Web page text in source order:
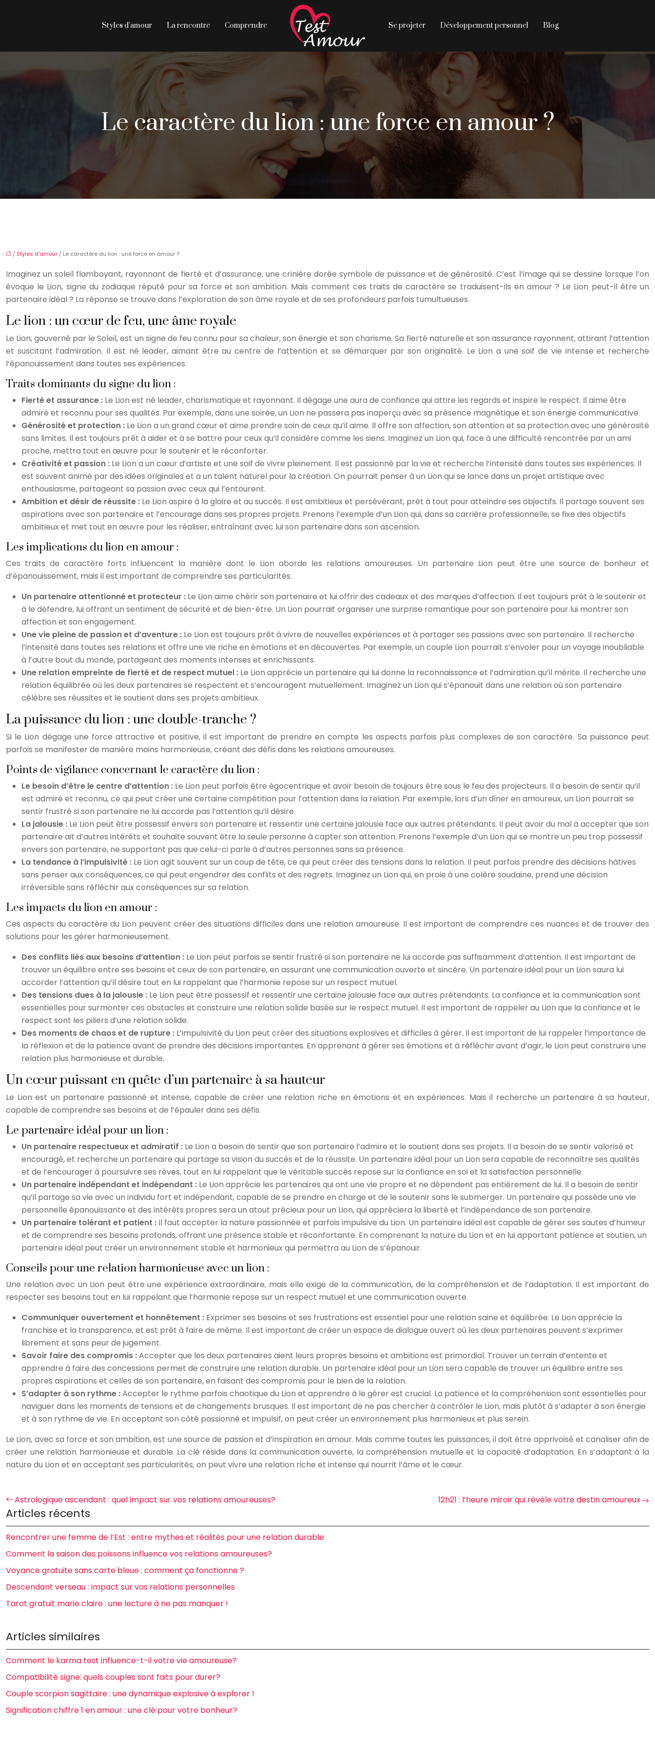
Comprendre
La rencontre
Styles d’amour Se projeter Développement personnel Blog
Le caractère du lion : une force en amour ?
/ Styles d'amour / Le caractère du lion : une force en amour ?
Imaginez un soleil flamboyant, rayonnant de fierté et d’assurance, une crinière dorée symbole de puissance et de générosité. C’est l’image qui se dessine lorsque l’on
évoque le Lion, signe du zodiaque réputé pour sa force et son ambition. Mais comment ces traits de caractère se traduisent-ils en amour ? Le Lion peut-il être un
partenaire idéal ? La réponse se trouve dans l’exploration de son âme royale et de ses profondeurs parfois tumultueuses.
Le lion : un cœur de feu, une âme royale
Le Lion, gouverné par le Soleil, est un signe de feu connu pour sa chaleur, son énergie et son charisme. Sa fierté naturelle et son assurance rayonnent, attirant l’attention
et suscitant l’admiration. Il est né leader, aimant être au centre de l’attention et se démarquer par son originalité. Le Lion a une soif de vie intense et recherche
l’épanouissement dans toutes ses expériences.
Traits dominants du signe du lion :
Fierté et assurance : Le Lion est né leader, charismatique et rayonnant. Il dégage une aura de confiance qui attire les regards et inspire le respect. Il aime être
admiré et reconnu pour ses qualités. Par exemple, dans une soirée, un Lion ne passera pas inaperçu avec sa présence magnétique et son énergie communicative.
Générosité et protection : Le Lion a un grand cœur et aime prendre soin de ceux qu’il aime. Il offre son affection, son attention et sa protection avec une générosité
sans limites. Il est toujours prêt à aider et à se battre pour ceux qu’il considère comme les siens. Imaginez un Lion qui, face à une difficulté rencontrée par un ami
proche, mettra tout en œuvre pour le soutenir et le réconforter.
Créativité et passion : Le Lion a un cœur d’artiste et une soif de vivre pleinement. Il est passionné par la vie et recherche l’intensité dans toutes ses expériences. Il
est souvent animé par des idées originales et a un talent naturel pour la création. On pourrait penser à un Lion qui se lance dans un projet artistique avec
enthousiasme, partageant sa passion avec ceux qui l’entourent.
Ambition et désir de réussite : Le Lion aspire à la gloire et au succès. Il est ambitieux et persévérant, prêt à tout pour atteindre ses objectifs. Il partage souvent ses
aspirations avec son partenaire et l’encourage dans ses propres projets. Prenons l’exemple d’un Lion qui, dans sa carrière professionnelle, se fixe des objectifs
ambitieux et met tout en œuvre pour les réaliser, entraînant avec lui son partenaire dans son ascension.
Les implications du lion en amour :
Ces traits de caractère forts influencent la manière dont le Lion aborde les relations amoureuses. Un partenaire Lion peut être une source de bonheur et
d’épanouissement, mais il est important de comprendre ses particularités.
Un partenaire attentionné et protecteur : Le Lion aime chérir son partenaire et lui offrir des cadeaux et des marques d’affection. Il est toujours prêt à le soutenir et
à le défendre, lui offrant un sentiment de sécurité et de bien-être. Un Lion pourrait organiser une surprise romantique pour son partenaire pour lui montrer son
affection et son engagement.
Une vie pleine de passion et d’aventure : Le Lion est toujours prêt à vivre de nouvelles expériences et à partager ses passions avec son partenaire. Il recherche
l’intensité dans toutes ses relations et offre une vie riche en émotions et en découvertes. Par exemple, un couple Lion pourrait s’envoler pour un voyage inoubliable
à l’autre bout du monde, partageant des moments intenses et enrichissants.
Une relation empreinte de fierté et de respect mutuel : Le Lion apprécie un partenaire qui lui donne la reconnaissance et l’admiration qu’il mérite. Il recherche une
relation équilibrée où les deux partenaires se respectent et s’encouragent mutuellement. Imaginez un Lion qui s’épanouit dans une relation où son partenaire
célèbre ses réussites et le soutient dans ses projets ambitieux.
La puissance du lion : une double-tranche ?
Si le Lion dégage une force attractive et positive, il est important de prendre en compte les aspects parfois plus complexes de son caractère. Sa puissance peut
parfois se manifester de manière moins harmonieuse, créant des défis dans les relations amoureuses.
Points de vigilance concernant le caractère du lion :
Le besoin d’être le centre d’attention : Le Lion peut parfois être égocentrique et avoir besoin de toujours être sous le feu des projecteurs. Il a besoin de sentir qu’il
est admiré et reconnu, ce qui peut créer une certaine compétition pour l’attention dans la relation. Par exemple, lors d’un dîner en amoureux, un Lion pourrait se
sentir frustré si son partenaire ne lui accorde pas l’attention qu’il désire.
La jalousie : Le Lion peut être possessif envers son partenaire et ressentir une certaine jalousie face aux autres prétendants. Il peut avoir du mal à accepter que son
partenaire ait d’autres intérêts et souhaite souvent être la seule personne à capter son attention. Prenons l’exemple d’un Lion qui se montre un peu trop possessif
envers son partenaire, ne supportant pas que celui-ci parle à d’autres personnes sans sa présence.
La tendance à l’impulsivité : Le Lion agit souvent sur un coup de tête, ce qui peut créer des tensions dans la relation. Il peut parfois prendre des décisions hâtives
sans penser aux conséquences, ce qui peut engendrer des conflits et des regrets. Imaginez un Lion qui, en proie à une colère soudaine, prend une décision
irréversible sans réfléchir aux conséquences sur sa relation.
Les impacts du lion en amour :
Ces aspects du caractère du Lion peuvent créer des situations difficiles dans une relation amoureuse. Il est important de comprendre ces nuances et de trouver des
solutions pour les gérer harmonieusement.
Des conflits liés aux besoins d’attention : Le Lion peut parfois se sentir frustré si son partenaire ne lui accorde pas suffisamment d’attention. Il est important de
trouver un équilibre entre ses besoins et ceux de son partenaire, en assurant une communication ouverte et sincère. Un partenaire idéal pour un Lion saura lui
accorder l’attention qu’il désire tout en lui rappelant que l’harmonie repose sur un respect mutuel.
Des tensions dues à la jalousie : Le Lion peut être possessif et ressentir une certaine jalousie face aux autres prétendants. La confiance et la communication sont
essentielles pour surmonter ces obstacles et construire une relation solide basée sur le respect mutuel. Il est important de rappeler au Lion que la confiance et le
respect sont les piliers d’une relation solide.
Des moments de chaos et de rupture : L’impulsivité du Lion peut créer des situations explosives et difficiles à gérer. Il est important de lui rappeler l’importance de
la réflexion et de la patience avant de prendre des décisions importantes. En apprenant à gérer ses émotions et à réfléchir avant d’agir, le Lion peut construire une
relation plus harmonieuse et durable.
Un cœur puissant en quête d’un partenaire à sa hauteur
Le Lion est un partenaire passionné et intense, capable de créer une relation riche en émotions et en expériences. Mais il recherche un partenaire à sa hauteur,
capable de comprendre ses besoins et de l’épauler dans ses défis.
Le partenaire idéal pour un lion :
Un partenaire respectueux et admiratif : Le Lion a besoin de sentir que son partenaire l’admire et le soutient dans ses projets. Il a besoin de se sentir valorisé et
encouragé, et recherche un partenaire qui partage sa vision du succès et de la réussite. Un partenaire idéal pour un Lion sera capable de reconnaître ses qualités
et de l’encourager à poursuivre ses rêves, tout en lui rappelant que le véritable succès repose sur la confiance en soi et la satisfaction personnelle.
Un partenaire indépendant et indépendant : Le Lion apprécie les partenaires qui ont une vie propre et ne dépendent pas entièrement de lui. Il a besoin de sentir
qu’il partage sa vie avec un individu fort et indépendant, capable de se prendre en charge et de le soutenir sans le submerger. Un partenaire qui possède une vie
personnelle épanouissante et des intérêts propres sera un atout précieux pour un Lion, qui appréciera la liberté et l’indépendance de son partenaire.
Un partenaire tolérant et patient : Il faut accepter la nature passionnée et parfois impulsive du Lion. Un partenaire idéal est capable de gérer ses sautes d’humeur
et de comprendre ses besoins profonds, offrant une présence stable et réconfortante. En comprenant la nature du Lion et en lui apportant patience et soutien, un
partenaire idéal peut créer un environnement stable et harmonieux qui permettra au Lion de s’épanouir.
Conseils pour une relation harmonieuse avec un lion :
Une relation avec un Lion peut être une expérience extraordinaire, mais elle exige de la communication, de la compréhension et de l’adaptation. Il est important de
respecter ses besoins tout en lui rappelant que l’harmonie repose sur un respect mutuel et une communication ouverte.
Communiquer ouvertement et honnêtement : Exprimer ses besoins et ses frustrations est essentiel pour une relation saine et équilibrée. Le Lion apprécie la
franchise et la transparence, et est prêt à faire de même. Il est important de créer un espace de dialogue ouvert où les deux partenaires peuvent s’exprimer
librement et sans peur de jugement.
Savoir faire des compromis :Accepter que les deux partenaires aient leurs propres besoins et ambitions est primordial. Trouver un terrain d’entente et
apprendre à faire des concessions permet de construire une relation durable. Un partenaire idéal pour un Lion sera capable de trouver un équilibre entre ses
propres aspirations et celles de son partenaire, en faisant des compromis pour le bien de la relation.
S’adapter à son rythme :Accepter le rythme parfois chaotique du Lion et apprendre à le gérer est crucial. La patience et la compréhension sont essentielles pour
naviguer dans les moments de tensions et de changements brusques. Il est important de ne pas chercher à contrôler le Lion, mais plutôt à s’adapter à son énergie
et à son rythme de vie. En acceptant son côté passionné et impulsif, on peut créer un environnement plus harmonieux et plus serein.
Le Lion, avec sa force et son ambition, est une source de passion et d’inspiration en amour. Mais comme toutes les puissances, il doit être apprivoisé et canaliser afin de
créer une relation harmonieuse et durable. La clé réside dans la communication ouverte, la compréhension mutuelle et la capacité d’adaptation. En s’adaptant à la
nature du Lion et en acceptant ses particularités, on peut vivre une relation riche et intense qui nourrit l’âme et le cœur.
Astrologique ascendant : quel impact sur vos relations amoureuses? 12h21 : l’heure miroir qui révèle votre destin amoureux
Articles récents
Rencontrer une femme de l’Est : entre mythes et réalités pour une relation durable
Comment la saison des poissons influence vos relations amoureuses?
Voyance gratuite sans carte bleue : comment ça fonctionne ?
Descendant verseau : impact sur vos relations personnelles
Tarot gratuit marie claire : une lecture à ne pas manquer !
Articles similaires
Comment le karma test influence-t-il votre vie amoureuse?
Compatibilité signe: quels couples sont faits pour durer?
Couple scorpion sagittaire : une dynamique explosive à explorer !
Signification chiffre 1 en amour : une clé pour votre bonheur?